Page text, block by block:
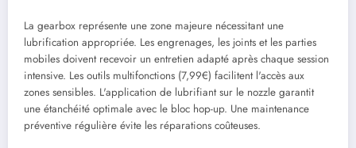
La gearbox représente une zone majeure nécessitant une
lubrification appropriée. Les engrenages, les joints et les parties
mobiles doivent recevoir un entretien adapté après chaque session
intensive. Les outils multifonctions (7,99€) facilitent l'accès aux
zones sensibles. L'application de lubrifiant sur le nozzle garantit
une étanchéité optimale avec le bloc hop-up. Une maintenance
préventive régulière évite les réparations coûteuses.